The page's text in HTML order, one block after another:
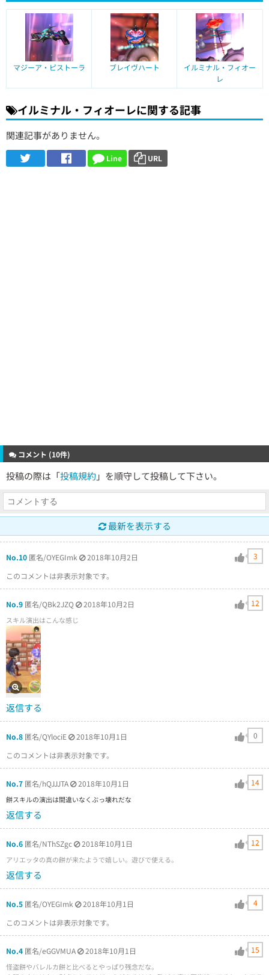
マジーア・ピストーラ ブレイヴハート
イルミナル・フィオー
レ
イルミナル・フィオーレに関する記事
関連記事がありません。
Line URL
コメント (10件)
投稿の際は「投稿規約 」を順守して投稿して下さい。
最新を表示する
No.10 匿名/OYEGImk 2018年10月2日
3
このコメントは非表示対象です。
No.9 匿名/QBk2JZQ 2018年10月2日 12
スキル演出はこんな感じ
返信する
No.8 匿名/QYlociE 2018年10月1日
0
このコメントは非表示対象です。
No.7 匿名/hQJJJTA 2018年10月1日 14
餅スキルの演出は間違いなくぶっ壊れだな
返信する
No.6 匿名/NThSZgc 2018年10月1日 12
アリエッタの真の餅が来たようで嬉しい。遊びで使える。
返信する
No.5 匿名/OYEGImk 2018年10月1日
4
このコメントは非表示対象です。
No.4 匿名/eGGVMUA 2018年10月1日 15
怪盗餅やバレルカ餅と比べるとやっぱり残念だな。